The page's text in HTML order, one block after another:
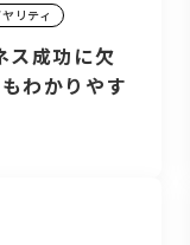
リティ
ス成功に欠
わかりやす